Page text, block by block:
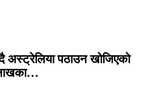
अस्ट्रेलिया पठाउन खोजिएको